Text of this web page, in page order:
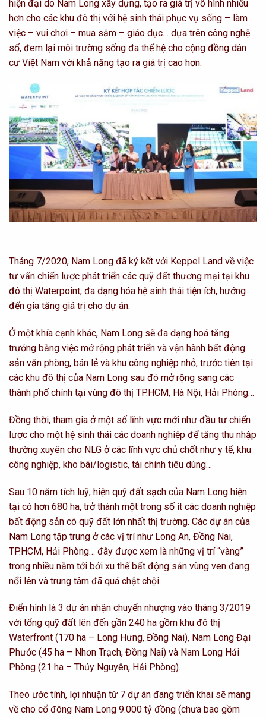
hiện đại do Nam Long xây dựng, tạo ra giá trị vô hình nhiều
hơn cho các khu đô thị với hệ sinh thái phục vụ sống – làm
việc – vui chơi – mua sắm – giáo dục… dựa trên công nghệ
số, đem lại môi trường sống đa thế hệ cho cộng đồng dân
cư Việt Nam với khả năng tạo ra giá trị cao hơn.
Tháng 7/2020, Nam Long đã ký kết với Keppel Land về việc
tư vấn chiến lược phát triển các quỹ đất thương mại tại khu
đô thị Waterpoint, đa dạng hóa hệ sinh thái tiện ích, hướng
đến gia tăng giá trị cho dự án.
Ở một khía cạnh khác, Nam Long sẽ đa dạng hoá tăng
trưởng bằng việc mở rộng phát triển và vận hành bất động
sản văn phòng, bán lẻ và khu công nghiệp nhỏ, trước tiên tại
các khu đô thị của Nam Long sau đó mở rộng sang các
thành phố chính tại vùng đô thị TP.HCM, Hà Nội, Hải Phòng…
Đồng thời, tham gia ở một số lĩnh vực mới như đầu tư chiến
lược cho một hệ sinh thái các doanh nghiệp để tăng thu nhập
thường xuyên cho NLG ở các lĩnh vực chủ chốt như y tế, khu
công nghiệp, kho bãi/logistic, tài chính tiêu dùng…
Sau 10 năm tích luỹ, hiện quỹ đất sạch của Nam Long hiện
tại có hơn 680 ha, trở thành một trong số ít các doanh nghiệp
bất động sản có quỹ đất lớn nhất thị trường. Các dự án của
Nam Long tập trung ở các vị trí như Long An, Đồng Nai,
TP.HCM, Hải Phòng… đây được xem là những vị trí “vàng”
trong nhiều năm tới bởi xu thế bất động sản vùng ven đang
nổi lên và trung tâm đã quá chật chội.
Điển hình là 3 dự án nhận chuyển nhượng vào tháng 3/2019
với tổng quỹ đất lên đến gần 240 ha gồm khu đô thị
Waterfront (170 ha – Long Hưng, Đồng Nai), Nam Long Đại
Phước (45 ha – Nhơn Trạch, Đồng Nai) và Nam Long Hải
Phòng (21 ha – Thủy Nguyên, Hải Phòng).
Theo ước tính, lợi nhuận từ 7 dự án đang triển khai sẽ mang
về cho cổ đông Nam Long 9.000 tỷ đồng (chưa bao gồm